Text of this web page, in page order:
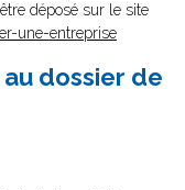
déposé sur le site
une-entreprise
dossier de